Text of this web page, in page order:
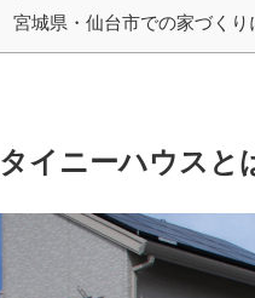
宮城県・仙台市での家づく
タイニーハウスと